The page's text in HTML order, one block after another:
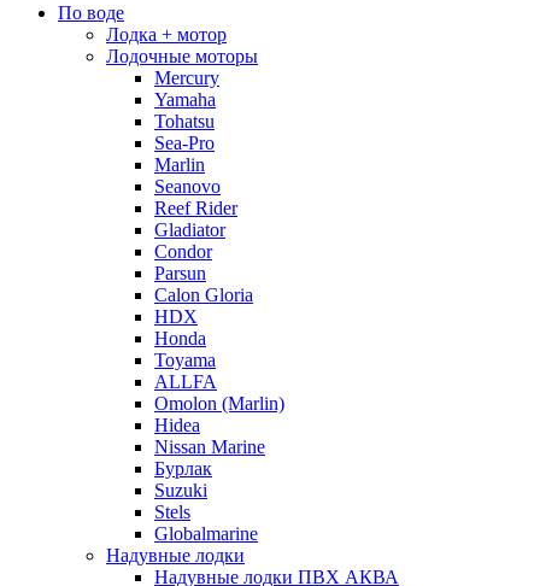
По воде
Лодка + мотор
Лодочные моторы
Mercury
Yamaha
Tohatsu
Sea-Pro
Marlin
Seanovo
Reef Rider
Gladiator
Condor
Parsun
Calon Gloria
HDX
Honda
Toyama
ALLFA
Omolon (Marlin)
Hidea
Nissan Marine
Бурлак
Suzuki
Stels
Globalmarine
Надувные лодки
Надувные лодки ПВХ АКВА